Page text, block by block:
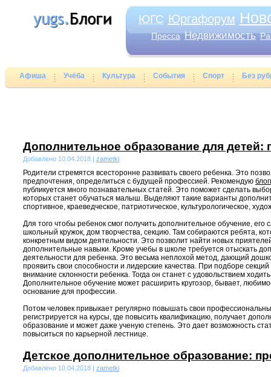
ЮГС Юргафорум
Пресса Недвижимость
Афиша Учёба Культура События Спорт Без
Дополнительное образование для детей:
Добавлено 10.04.2018 | zametki
Родители стремятся всесторонне развивать своего ребенка. Это
предпочтения, определиться с будущей профессией. Рекомендую
публикуется много познавательных статей. Это поможет сделать
которых станет обучаться малыш. Выделяют такие варианты
спортивное, краеведческое, патриотическое, культурологическое,
Для того чтобы ребенок смог получить дополнительное обучение, его
школьный кружок, дом творчества, секцию. Там собираются ребята,
конкретным видом деятельности. Это позволит найти новых
дополнительные навыки. Кроме учебы в школе требуется отыскать
деятельности для ребенка. Это весьма неплохой метод, дающий
проявить свои способности и лидерские качества. При подборе
внимание склонности ребенка. Тогда он станет с удовольствием
Дополнительное обучение может расширить кругозор, бывает,
основание для профессии.
Потом человек привыкает регулярно повышать свои
регистрируется на курсы, где повысить квалификацию, получает
образование и может даже ученую степень. Это дает возможность
повыситься по карьерной лестнице.
Детское дополнительное образование:
Добавлено 10.04.2018 | zametki